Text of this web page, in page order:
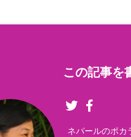
この記事を
ネパールのポカ